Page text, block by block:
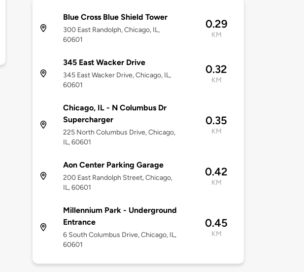
Blue Cross Blue Shield Tower
300 East Randolph, Chicago, IL,
60601
0.29
KM
345 East Wacker Drive
345 East Wacker Drive, Chicago, IL,
60601
0.32
KM
Chicago, IL - N Columbus Dr
Supercharger
225 North Columbus Drive, Chicago,
IL, 60601
0.35
KM
Aon Center Parking Garage
200 East Randolph Street, Chicago,
IL, 60601
0.42
KM
Millennium Park - Underground
Entrance
6 South Columbus Drive, Chicago, IL,
60601
0.45
KM